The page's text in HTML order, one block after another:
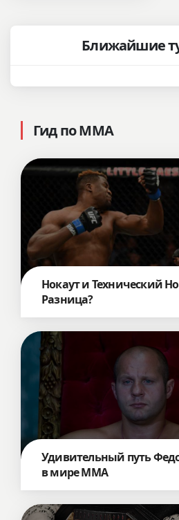
Ближайшие
Гид по ММА
Нокаут и Технический
Разница?
Удивительный путь
в мире ММА